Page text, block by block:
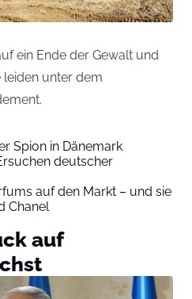
ein Ende der Gewalt und
leiden unter dem
Spion in Dänemark
deutscher
auf den Markt – und sie
Chanel
auf